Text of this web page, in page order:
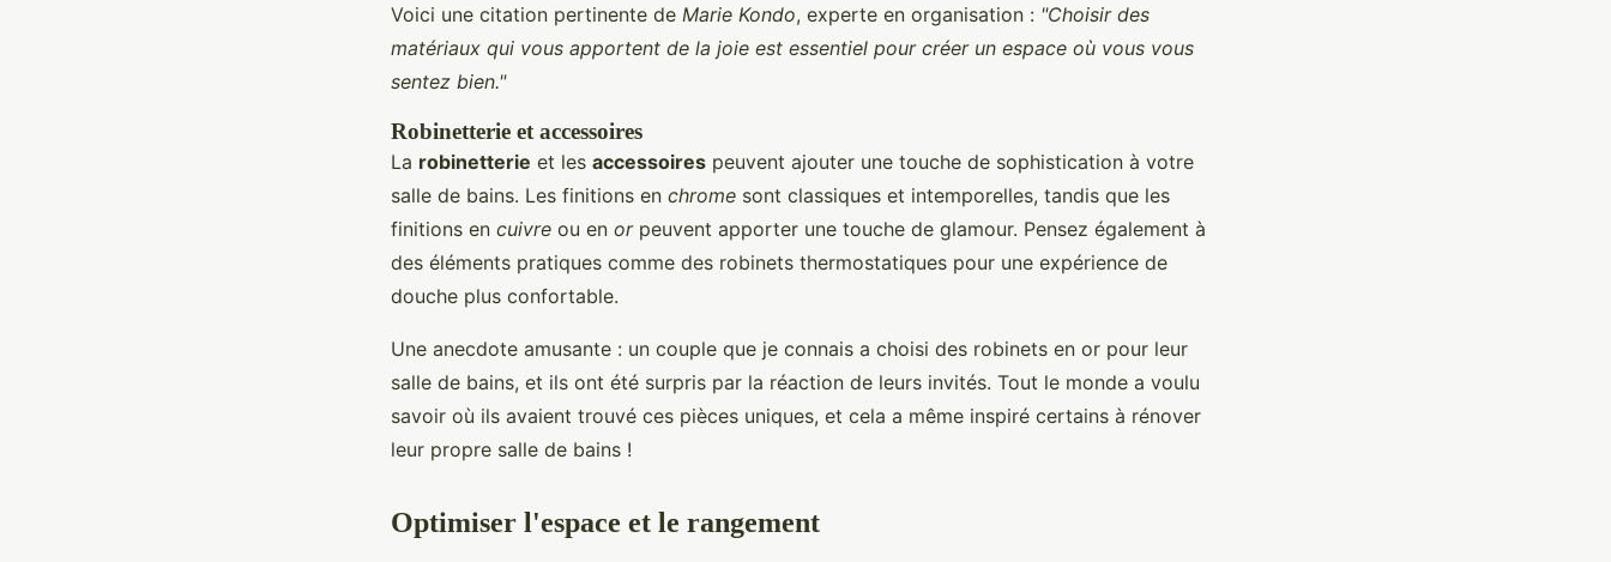
Voici une citation pertinente de Marie Kondo, experte en organisation : "Choisir des
matériaux qui vous apportent de la joie est essentiel pour créer un espace où vous vous
sentez bien."
Robinetterie et accessoires
La robinetterie et les accessoires peuvent ajouter une touche de sophistication à votre
salle de bains. Les finitions en chrome sont classiques et intemporelles, tandis que les
finitions en cuivre ou en orpeuvent apporter une touche de glamour. Pensez également à
des éléments pratiques comme des robinets thermostatiques pour une expérience de
douche plus confortable.
Une anecdote amusante : un couple que je connais a choisi des robinets en or pour leur
salle de bains, et ils ont été surpris par la réaction de leurs invités. Tout le monde a voulu
savoir où ils avaient trouvé ces pièces uniques, et cela a même inspiré certains à rénover
leur propre salle de bains !
Optimiser l'espace et le rangement